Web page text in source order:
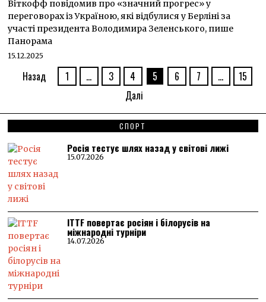
Віткофф повідомив про «значний прогрес» у
переговорах із Україною, які відбулися у Берліні за
участі президента Володимира Зеленського, пише
Панорама
15.12.2025
Назад 1 … 3 4 5 6 7 …
15
Далі
СПОРТ
Росія тестує шлях назад у світові лижі
15.07.2026
ITTF повертає росіян і білорусів на
міжнародні турніри
14.07.2026